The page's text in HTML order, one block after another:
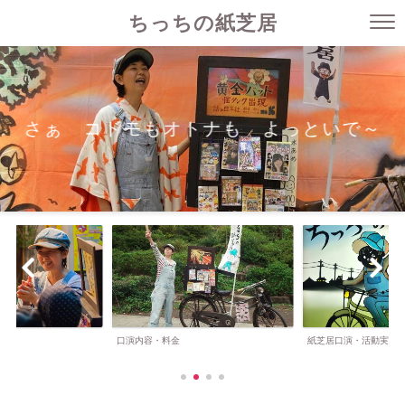
ちっちの紙芝居
さぁ コドモもオトナも よっといで～
口演内容・料金 紙芝居口演・活動実績